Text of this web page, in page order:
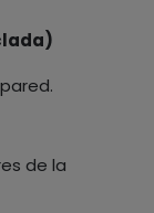
de la